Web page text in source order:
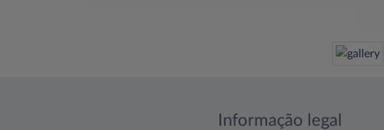
Informação legal